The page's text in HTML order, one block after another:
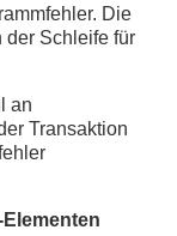
Die
der Schleife für
an
Transaktion